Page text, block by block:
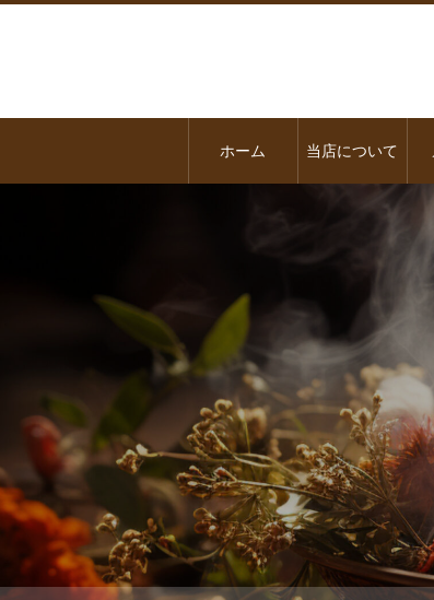
ホーム 当店について